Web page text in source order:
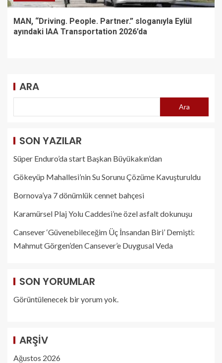
MAN, “Driving. People. Partner.” sloganıyla Eylül
ayındaki IAA Transportation 2026’da
ARA
Ara
SON YAZILAR
Süper Enduro’da start Başkan Büyükakın’dan
Gökeyüp Mahallesi’nin Su Sorunu Çözüme Kavuşturuldu
Bornova’ya 7 dönümlük cennet bahçesi
Karamürsel Plaj Yolu Caddesi’ne özel asfalt dokunuşu
Cansever ‘Güvenebileceğim Üç İnsandan Biri’ Demişti:
Mahmut Görgen’den Cansever’e Duygusal Veda
SON YORUMLAR
Görüntülenecek bir yorum yok.
ARŞIV
Ağustos 2026